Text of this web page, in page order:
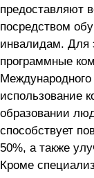
предоставляют
посредством
инвалидам. Для
программные
использование
образовании
способствует
50%, а также
Кроме